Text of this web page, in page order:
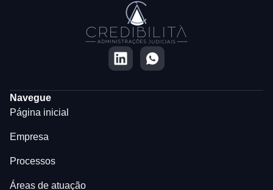
Navegue
Página inicial
Empresa
Processos
Áreas de atuação